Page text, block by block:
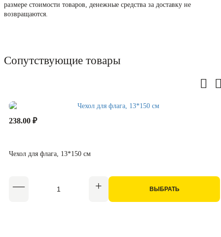
размере стоимости товаров, денежные средства за доставку не
возвращаются.
Сопутствующие товары
238.00 ₽
Чехол для флага, 13*150 см
ВЫБРАТЬ